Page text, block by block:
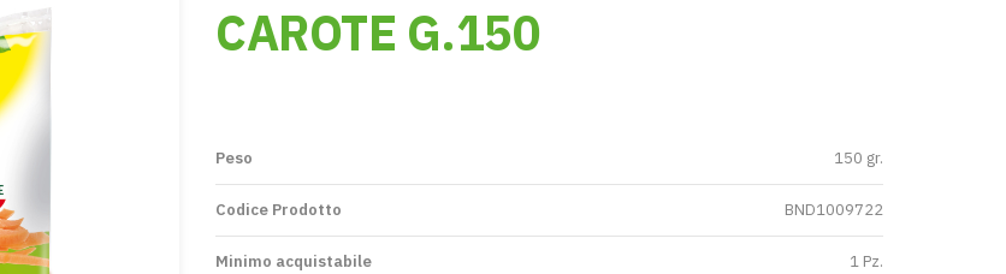
CAROTE G.150
Peso 150 gr.
Codice Prodotto BND1009722
Minimo acquistabile 1 Pz.